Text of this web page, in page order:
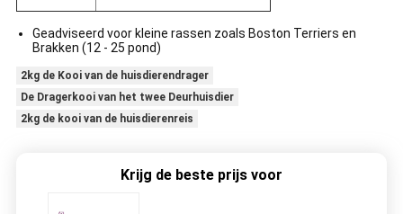
Geadviseerd voor kleine rassen zoals Boston Terriers en
Brakken (12 - 25 pond)
2kg de Kooi van de huisdierendrager
De Dragerkooi van het twee Deurhuisdier
2kg de kooi van de huisdierenreis
Krijg de beste prijs voor